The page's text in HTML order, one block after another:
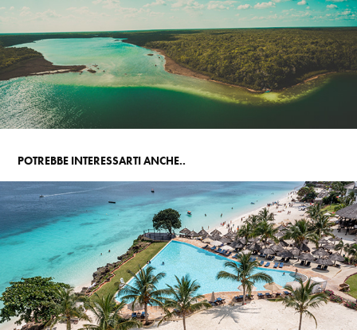
POTREBBE INTERESSARTI ANCHE..
SEACLUB ROYAL ZANZIBAR | FRANCOROSSO